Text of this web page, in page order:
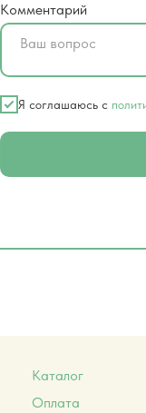
Комментарий
Я соглашаюсь с
Оплата
Каталог